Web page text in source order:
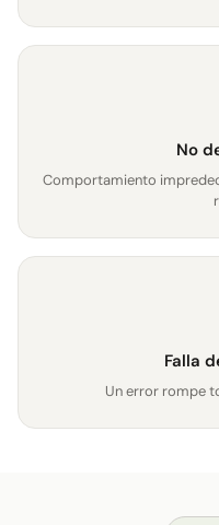
No
Comportamiento
Falla
Un error rompe